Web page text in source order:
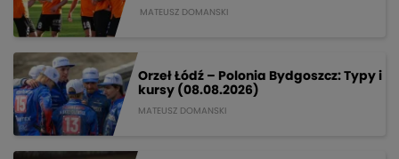
MATEUSZ DOMANSKI
Orzeł Łódź – Polonia Bydgoszcz: Typy i
kursy (08.08.2026)
MATEUSZ DOMANSKI